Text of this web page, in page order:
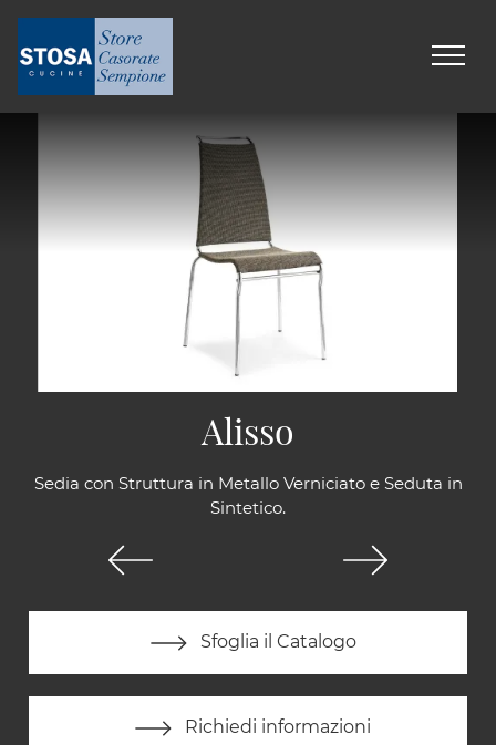
Sedia con Struttura in Metallo Verniciato e Seduta in
Sintetico.
Sfoglia il Catalogo
Richiedi informazioni
Alisso